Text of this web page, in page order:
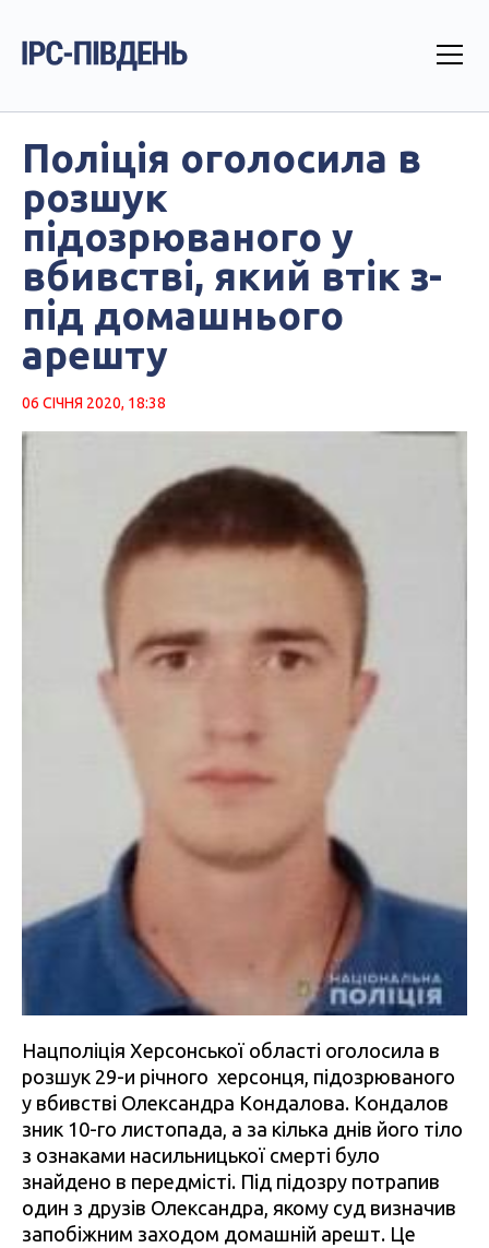
Поліція оголосила в
розшук
підозрюваного у
вбивстві, який втік з-
під домашнього
арешту
06 СІЧНЯ 2020, 18:38
Нацполіція Херсонської області оголосила в
розшук 29-и річного херсонця, підозрюваного
у вбивстві Олександра Кондалова. Кондалов
зник 10-го листопада, а за кілька днів його тіло
з ознаками насильницької смерті було
знайдено в передмісті. Під підозру потрапив
один з друзів Олександра, якому суд визначив
запобіжним заходом домашній арешт. Це